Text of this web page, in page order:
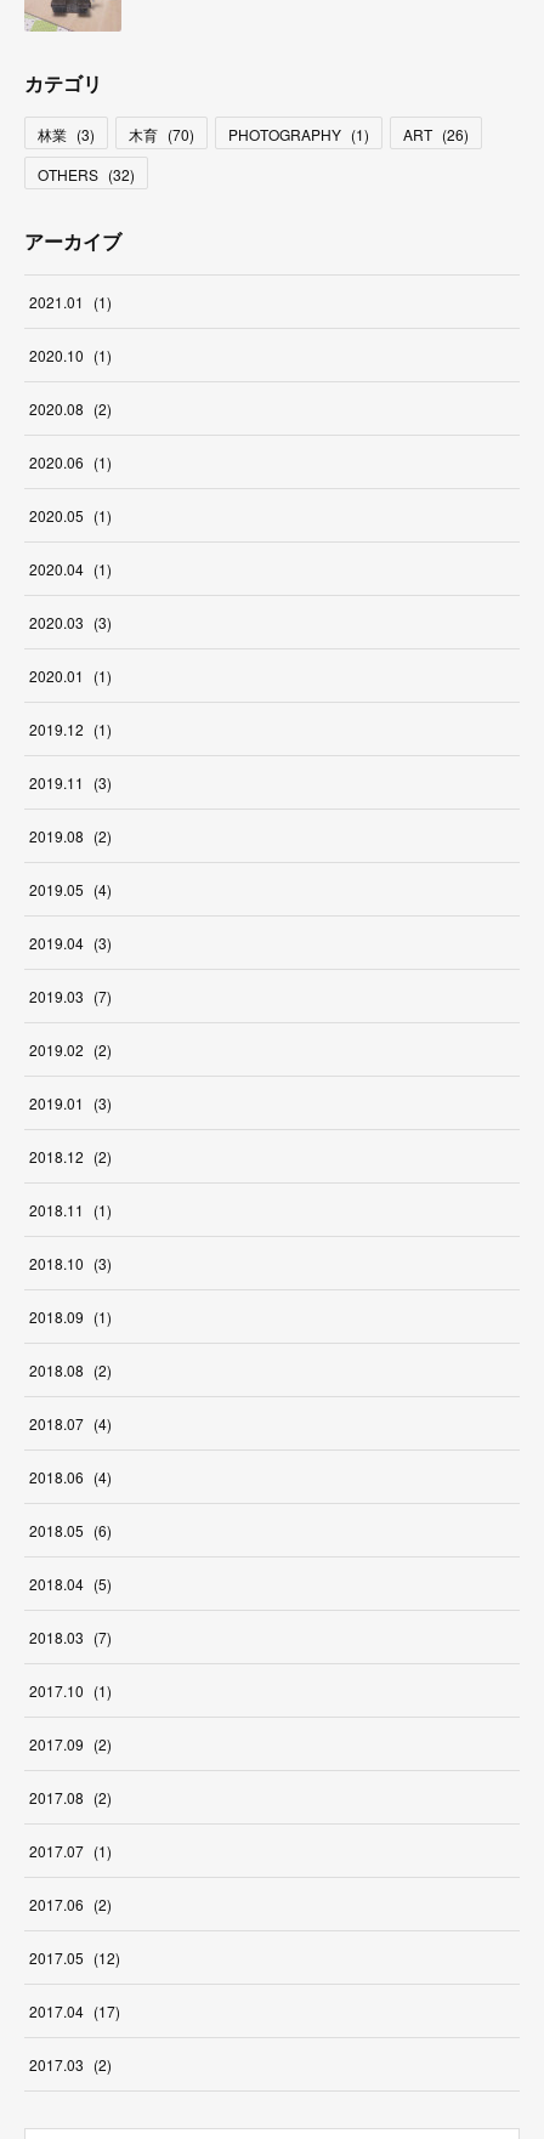
カテゴリ
林業 (3) 木育 (70) PHOTOGRAPHY (1) ART (26)
OTHERS (32)
アーカイブ
2021.01 (1)
2020.10 (1)
2020.08 (2)
2020.06 (1)
2020.05 (1)
2020.04 (1)
2020.03 (3)
2020.01 (1)
2019.12 (1)
2019.11 (3)
2019.08 (2)
2019.05 (4)
2019.04 (3)
2019.03 (7)
2019.02 (2)
2019.01 (3)
2018.12 (2)
2018.11 (1)
2018.10 (3)
2018.09 (1)
2018.08 (2)
2018.07 (4)
2018.06 (4)
2018.05 (6)
2018.04 (5)
2018.03 (7)
2017.10 (1)
2017.09 (2)
2017.08 (2)
2017.07 (1)
2017.06 (2)
2017.05 (12)
2017.04 (17)
2017.03 (2)